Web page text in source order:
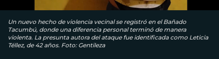
Un nuevo hecho de violencia vecinal se registró en el Bañado
Tacumbú, donde una diferencia personal terminó de manera
violenta. La presunta autora del ataque fue identificada como Leticia
Téllez, de 42 años. Foto: Gentileza